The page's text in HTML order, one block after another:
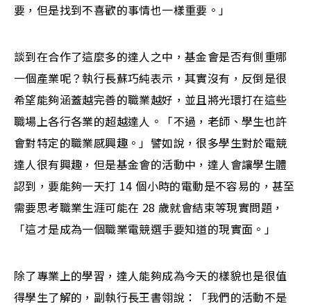
要，但是找到不喜歡的事情也一樣重要。」
談到在合作了這麼多的達人之中，基金會是否有側重哪
一個產業呢？執行長蘇巧純表示，其實沒有，反倒是很
希望能夠涵蓋越完善的職業越好，並且將光環打在這些
職場上各行各業的超越達人。「不過，老師、學生也許
會對特定的職業感興趣。」譬如說，很多學生對於電競
達人很有興趣，但是基金會的活動中，達人會讓學生體
認到，要能夠一天打 14 個小時的電動是不容易的，甚至
需要思考職業生涯可能在 28 歲就會結束等現實問題，
「這才是成為一個職業電競選手要知道的現實面。」
除了專業上的學習，達人能夠成為今天的樣貌也是很值
得學生了解的，副執行長王書翎說：「我們的活動不是